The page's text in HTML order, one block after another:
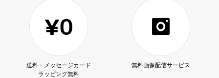
送料・メッセージカード
ラッピング無料
無料画像配信サービス